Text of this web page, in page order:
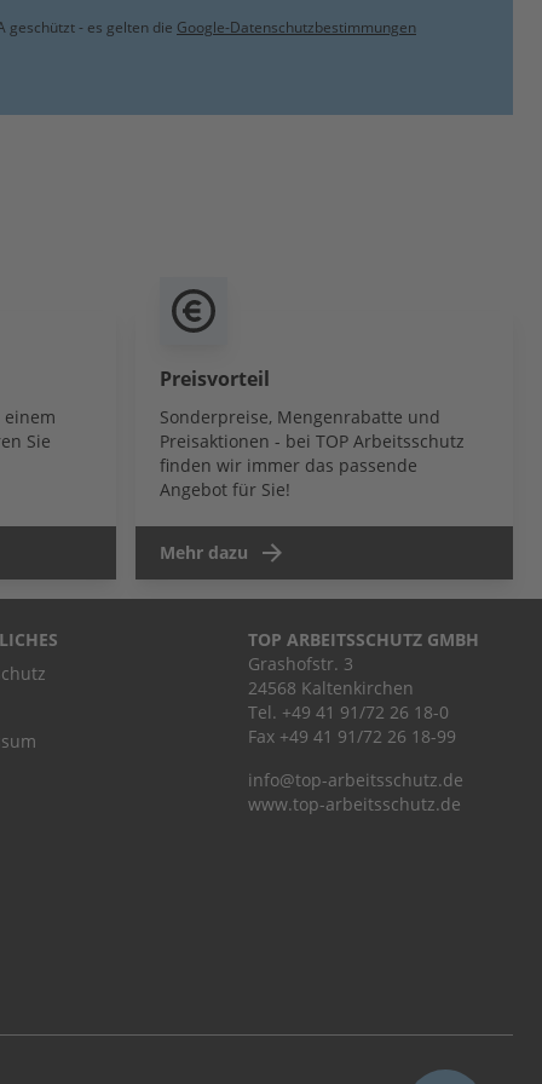
geschützt - es gelten die Google-Datenschutzbestimmungen
einem
Sie
Preisvorteil
Sonderpreise, Mengenrabatte und
Preisaktionen - bei TOP Arbeitsschutz
finden wir immer das passende
Angebot für Sie!
Mehr dazu
TOP ARBEITSSCHUTZ GMBH
Grashofstr. 3
24568 Kaltenkirchen
Tel. +49 41 91/72 26 18-0
Fax +49 41 91/72 26 18-99
info@top-arbeitsschutz.de
www.top-arbeitsschutz.de